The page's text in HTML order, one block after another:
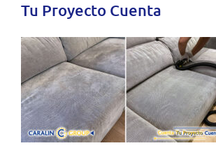
Tu Proyecto Cuenta
Netiva:
limpieza
de